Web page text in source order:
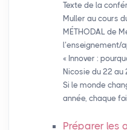
Texte de la
Muller au cours
MÉTHODAL de
l’enseignement/
« Innover :
Nicosie du 22
Si le monde
année, chaque
Préparer les